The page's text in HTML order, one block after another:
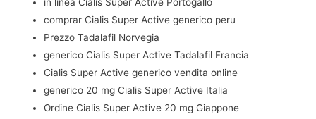
comprar Cialis Super Active generico peru
Prezzo Tadalafil Norvegia
generico Cialis Super Active Tadalafil Francia
Cialis Super Active generico vendita online
generico 20 mg Cialis Super Active Italia
Ordine Cialis Super Active 20 mg Giappone